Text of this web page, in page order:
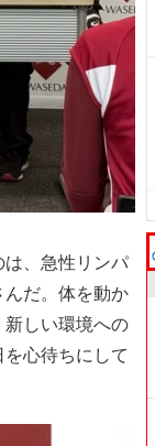
、急性リンパ
だ。体を動か
しい環境への
心待ちにして